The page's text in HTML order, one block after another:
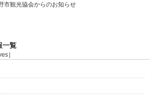
市観光協会からのお知らせ
一覧
］